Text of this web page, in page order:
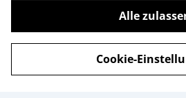
Enchanté Store - Thun
Alle
Cookie-